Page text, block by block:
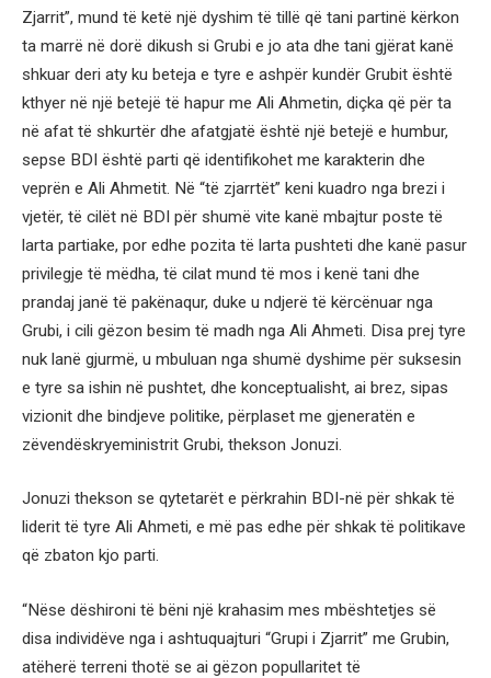
Zjarrit”, mund të ketë një dyshim të tillë që tani partinë kërkon
ta marrë në dorë dikush si Grubi e jo ata dhe tani gjërat kanë
shkuar deri aty ku beteja e tyre e ashpër kundër Grubit është
kthyer në një betejë të hapur me Ali Ahmetin, diçka që për ta
në afat të shkurtër dhe afatgjatë është një betejë e humbur,
sepse BDI është parti që identifikohet me karakterin dhe
veprën e Ali Ahmetit. Në “të zjarrtët” keni kuadro nga brezi i
vjetër, të cilët në BDI për shumë vite kanë mbajtur poste të
larta partiake, por edhe pozita të larta pushteti dhe kanë pasur
privilegje të mëdha, të cilat mund të mos i kenë tani dhe
prandaj janë të pakënaqur, duke u ndjerë të kërcënuar nga
Grubi, i cili gëzon besim të madh nga Ali Ahmeti. Disa prej tyre
nuk lanë gjurmë, u mbuluan nga shumë dyshime për suksesin
e tyre sa ishin në pushtet, dhe konceptualisht, ai brez, sipas
vizionit dhe bindjeve politike, përplaset me gjeneratën e
zëvendëskryeministrit Grubi, thekson Jonuzi.
Jonuzi thekson se qytetarët e përkrahin BDI-në për shkak të
liderit të tyre Ali Ahmeti, e më pas edhe për shkak të politikave
që zbaton kjo parti.
“Nëse dëshironi të bëni një krahasim mes mbështetjes së
disa individëve nga i ashtuquajturi “Grupi i Zjarrit” me Grubin,
atëherë terreni thotë se ai gëzon popullaritet të